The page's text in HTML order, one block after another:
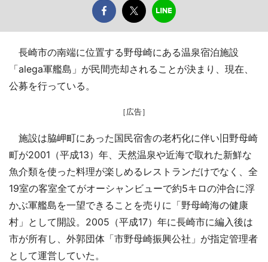
長崎市の南端に位置する野母崎にある温泉宿泊施設
「alega軍艦島」が民間売却されることが決まり、現在、
公募を行っている。
［広告］
施設は脇岬町にあった国民宿舎の老朽化に伴い旧野母崎
町が2001（平成13）年、天然温泉や近海で取れた新鮮な
魚介類を使った料理が楽しめるレストランだけでなく、全
19室の客室全てがオーシャンビューで約5キロの沖合に浮
かぶ軍艦島を一望できることを売りに「野母崎海の健康
村」として開設。2005（平成17）年に長崎市に編入後は
市が所有し、外郭団体「市野母崎振興公社」が指定管理者
として運営していた。